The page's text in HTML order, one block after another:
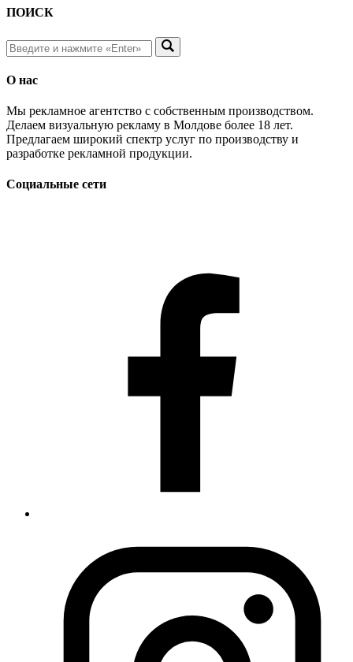
ПОИСК
О нас
Мы рекламное агентство с собственным производством.
Делаем визуальную рекламу в Молдове более 18 лет.
Предлагаем широкий спектр услуг по производству и
разработке рекламной продукции.
Социальные сети